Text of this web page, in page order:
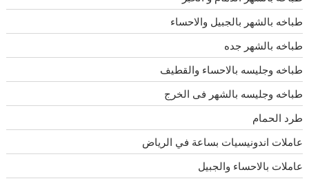
طباخه بالشهر بالجبيل والاحساء
طباخه بالشهر جده
طباخه وجليسه بالاحساء والقطيف
طباخه وجليسه بالشهر فى الخرج
طرد الحمام
عاملات اندونيسيات بساعة في الرياض
عاملات بالاحساء والجبيل